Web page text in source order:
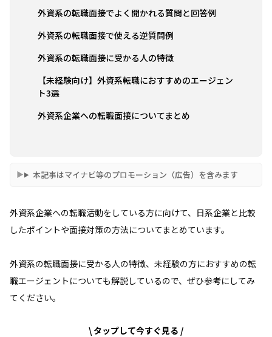
外資系の転職面接でよく聞かれる質問と回答例
外資系の転職面接で使える逆質問例
外資系の転職面接に受かる人の特徴
【未経験向け】外資系転職におすすめのエージェン
ト3選
外資系企業への転職面接についてまとめ
本記事はマイナビ等のプロモーション（広告）を含みます
外資系企業への転職活動をしている方に向けて、日系企業と比較
したポイントや面接対策の方法についてまとめています。
外資系の転職面接に受かる人の特徴、未経験の方におすすめの転
職エージェントについても解説しているので、ぜひ参考にしてみ
てください。
\ タップして今すぐ見る /